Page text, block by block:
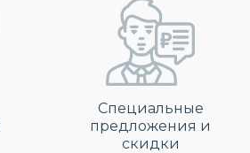
Специальные
предложения и
скидки